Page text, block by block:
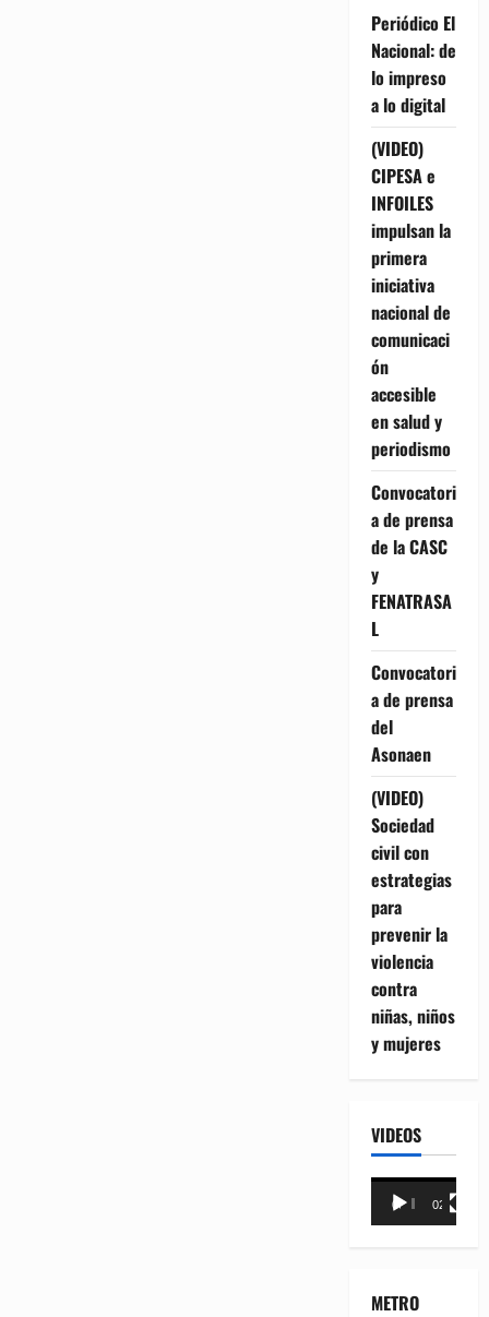
Periódico El
Nacional: de
lo impreso
a lo digital
(VIDEO)
CIPESA e
INFOILES
impulsan la
primera
iniciativa
nacional de
comunicaci
ón
accesible
en salud y
periodismo
Convocatori
a de prensa
de la CASC
y
FENATRASA
L
Convocatori
a de prensa
del
Asonaen
(VIDEO)
Sociedad
civil con
estrategias
para
prevenir la
violencia
contra
niñas, niños
y mujeres
VIDEOS
Reproductor
00:00 02:18
METRO